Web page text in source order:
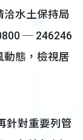
洽水土保持局
─ 246246
動態，檢視居
針對重要列管